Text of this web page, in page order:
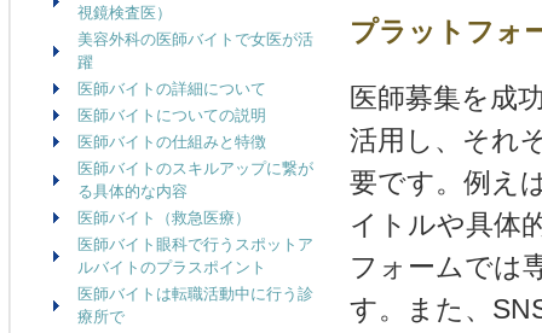
視鏡検査医）
美容外科の医師バイトで女医が活
躍
医師バイトの詳細について
医師バイトについての説明
医師バイトの仕組みと特徴
医師バイトのスキルアップに繋が
る具体的な内容
医師バイト（救急医療）
医師バイト眼科で行うスポットア
ルバイトのプラスポイント
医師バイトは転職活動中に行う診
療所で
プラットフォ
医師募集を成
活用し、それ
要です。例え
イトルや具体
フォームでは
す。また、